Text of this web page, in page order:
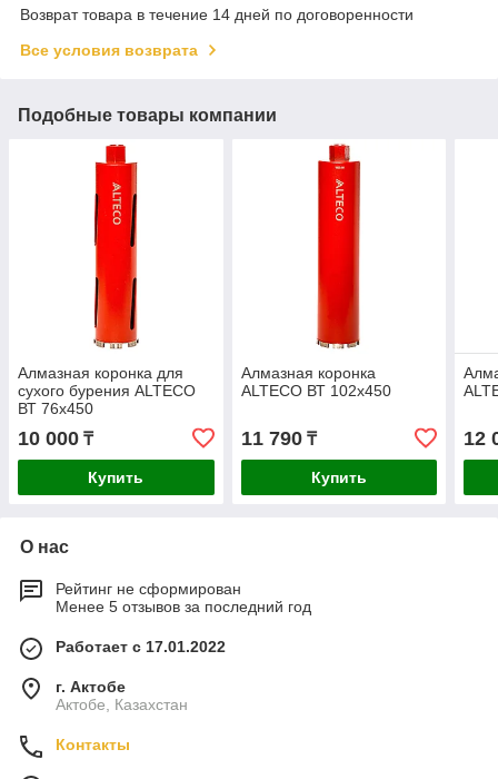
Возврат товара в течение 14 дней по договоренности
Все условия возврата
Подобные товары компании
Алмазная коронка для
сухого бурения ALTECO
ВТ 76х450
10 000 ₸
Купить
Алмазная коронка
ALTECO ВТ 102х450
11 790₸
Купить
12
О нас
Рейтинг не сформирован
Менее 5 отзывов за последний год
Работает с 17.01.2022
г. Актобе
Актобе, Казахстан
Контакты